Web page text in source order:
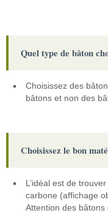
Quel type de bâton
Choisissez des
bâtons et non des
Choisissez le bon
L’idéal est de
carbone (affichage
Attention des